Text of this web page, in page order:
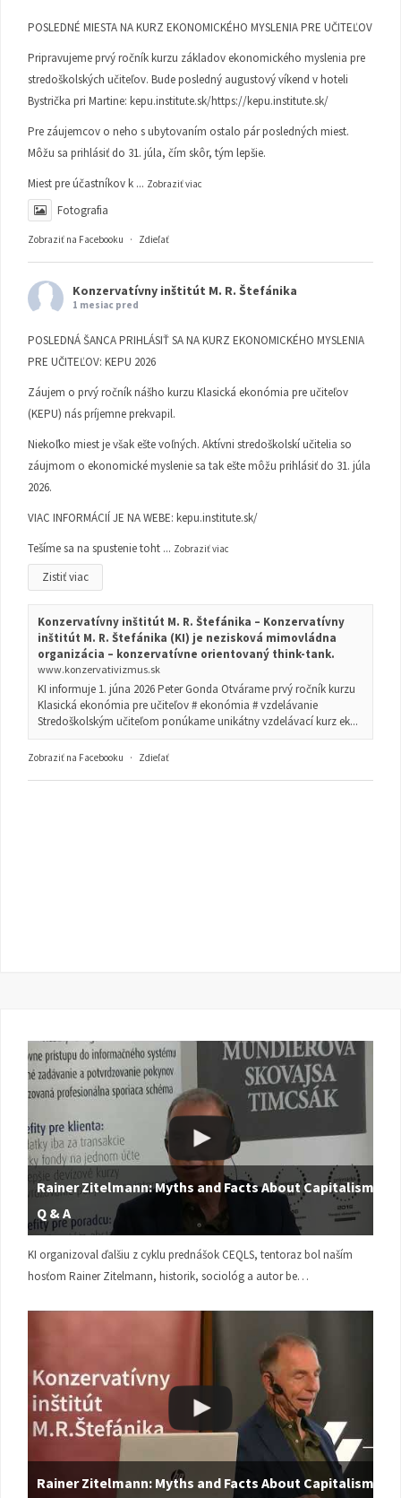
POSLEDNÉ MIESTA NA KURZ EKONOMICKÉHO MYSLENIA PRE UČITEĽOV
Pripravujeme prvý ročník kurzu základov ekonomického myslenia pre
stredoškolských učiteľov. Bude posledný augustový víkend v hoteli
Bystrička pri Martine: kepu.institute.sk/https://kepu.institute.sk/
Pre záujemcov o neho s ubytovaním ostalo pár posledných miest.
Môžu sa prihlásiť do 31. júla, čím skôr, tým lepšie.
Miest pre účastníkov k ... Zobraziť viac
Fotografia
Zobraziť na Facebooku · Zdieľať
Konzervatívny inštitút M. R. Štefánika
1 mesiac pred
POSLEDNÁ ŠANCA PRIHLÁSIŤ SA NA KURZ EKONOMICKÉHO MYSLENIA
PRE UČITEĽOV: KEPU 2026
Záujem o prvý ročník nášho kurzu Klasická ekonómia pre učiteľov
(KEPU) nás príjemne prekvapil.
Niekoľko miest je však ešte voľných. Aktívni stredoškolskí učitelia so
záujmom o ekonomické myslenie sa tak ešte môžu prihlásiť do 31. júla
2026.
VIAC INFORMÁCIÍ JE NA WEBE: kepu.institute.sk/
Tešíme sa na spustenie toht ... Zobraziť viac
Zistiť viac
Konzervatívny inštitút M. R. Štefánika – Konzervatívny
inštitút M. R. Štefánika (KI) je nezisková mimovládna
organizácia – konzervatívne orientovaný think-tank.
www.konzervativizmus.sk
KI informuje 1. júna 2026 Peter Gonda Otvárame prvý ročník kurzu
Klasická ekonómia pre učiteľov # ekonómia # vzdelávanie
Stredoškolským učiteľom ponúkame unikátny vzdelávací kurz ek...
Zobraziť na Facebooku · Zdieľať
Rainer Zitelmann: Myths and Facts About Capitalism |
Q & A
KI organizoval ďalšiu z cyklu prednášok CEQLS, tentoraz bol naším
hosťom Rainer Zitelmann, historik, sociológ a autor be…
Rainer Zitelmann: Myths and Facts About Capitalism